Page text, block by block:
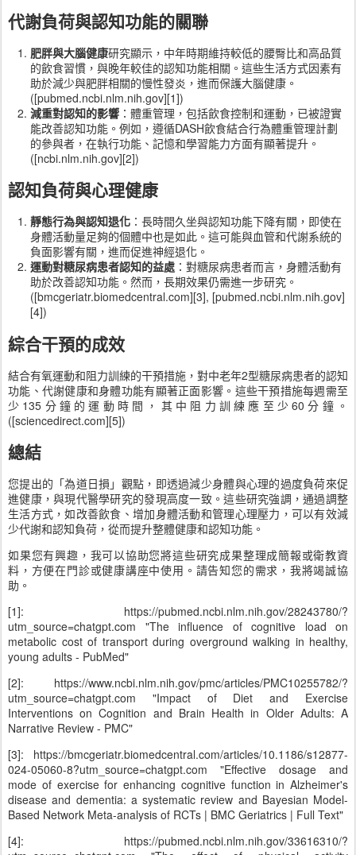
代謝負荷與認知功能的關聯
肥胖與大腦健康研究顯示，中年時期維持較低的腰臀比和高品質
的飲食習慣，與晚年較佳的認知功能相關。這些生活方式因素有
助於減少與肥胖相關的慢性發炎，進而保護大腦健康。
([pubmed.ncbi.nlm.nih.gov][1])
減重對認知的影響 ：體重管理，包括飲食控制和運動，已被證實
能改善認知功能。例如，遵循DASH飲食結合行為體重管理計劃
的參與者，在執行功能、記憶和學習能力方面有顯著提升。
([ncbi.nlm.nih.gov][2])
認知負荷與心理健康
靜態行為與認知退化 ：長時間久坐與認知功能下降有關，即使在
身體活動量足夠的個體中也是如此。這可能與血管和代謝系統的
負面影響有關，進而促進神經退化。
運動對糖尿病患者認知的益處 ：對糖尿病患者而言，身體活動有
助於改善認知功能。然而，長期效果仍需進一步研究。
([bmcgeriatr.biomedcentral.com][3], [pubmed.ncbi.nlm.nih.gov]
[4])
綜合干預的成效
結合有氧運動和阻力訓練的干預措施，對中老年2型糖尿病患者的認知
功能、代謝健康和身體功能有顯著正面影響。這些干預措施每週需至
少135分鐘的運動時間，其中阻力訓練應至少60分鐘。
([sciencedirect.com][5])
總結
您提出的「為道日損」觀點，即透過減少身體與心理的過度負荷來促
進健康，與現代醫學研究的發現高度一致。這些研究強調，通過調整
生活方式，如改善飲食、增加身體活動和管理心理壓力，可以有效減
少代謝和認知負荷，從而提升整體健康和認知功能。
如果您有興趣，我可以協助您將這些研究成果整理成簡報或衛教資
料，方便在門診或健康講座中使用。請告知您的需求，我將竭誠協
助。
[1]: https://pubmed.ncbi.nlm.nih.gov/28243780/?
utm_source=chatgpt.com "The influence of cognitive load on
metabolic cost of transport during overground walking in healthy,
young adults - PubMed"
[2]: https://www.ncbi.nlm.nih.gov/pmc/articles/PMC10255782/?
utm_source=chatgpt.com "Impact of Diet and Exercise
Interventions on Cognition and Brain Health in Older Adults: A
Narrative Review - PMC"
[3]: https://bmcgeriatr.biomedcentral.com/articles/10.1186/s12877-
024-05060-8?utm_source=chatgpt.com "Effective dosage and
mode of exercise for enhancing cognitive function in Alzheimer's
disease and dementia: a systematic review and Bayesian Model-
Based Network Meta-analysis of RCTs | BMC Geriatrics | Full Text"
[4]: https://pubmed.ncbi.nlm.nih.gov/33616310/?